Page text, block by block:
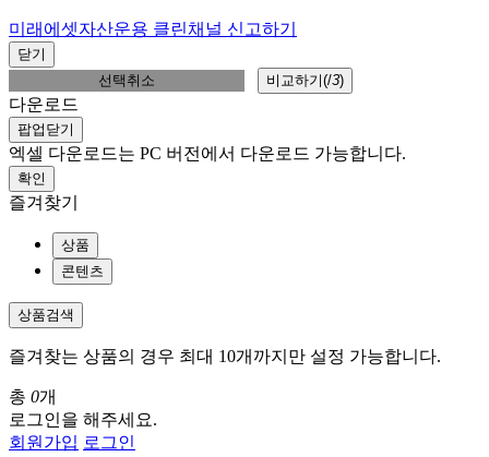
미래에셋자산운용 클린채널 신고하기
닫기
선택취소
비교하기(/3)
다운로드
팝업닫기
엑셀 다운로드는 PC 버전에서 다운로드 가능합니다.
확인
즐겨찾기
상품
콘텐츠
상품검색
즐겨찾는 상품의 경우 최대 10개까지만 설정 가능합니다.
총 0개
로그인을 해주세요.
회원가입 로그인